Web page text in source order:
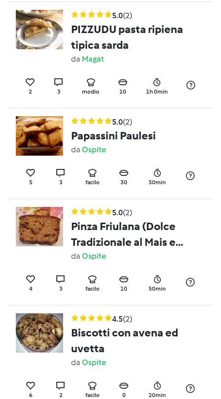
5.0(2)
PIZZUDU pasta ripiena
tipica sarda
da Magat
2 3 medio 10 1h 0min
5.0(2)
Papassini Paulesi
da Ospite
5 3 facile 30 30min
5.0(2)
Pinza Friulana (Dolce
Tradizionale al Mais e
Frutta Secca)
da Ospite
4 3 facile 10 50min
4.5(2)
Biscotti con avena ed
uvetta
da Ospite
6 2 facile 0 20min